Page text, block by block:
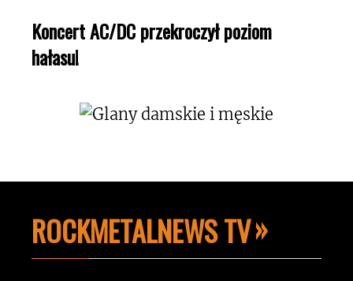
Koncert AC/DC przekroczył poziom
hałasu!
ROCKMETALNEWS TV